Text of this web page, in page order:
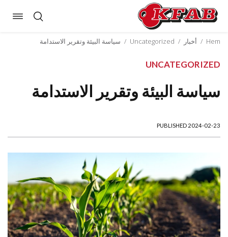
Skip
content
Hem
/ أخبار /
Uncategorized
/ سياسة البيئة وتقرير الاستدامة
UNCATEGORIZED
سياسة البيئة وتقرير الاستدامة
PUBLISHED 2024-02-23